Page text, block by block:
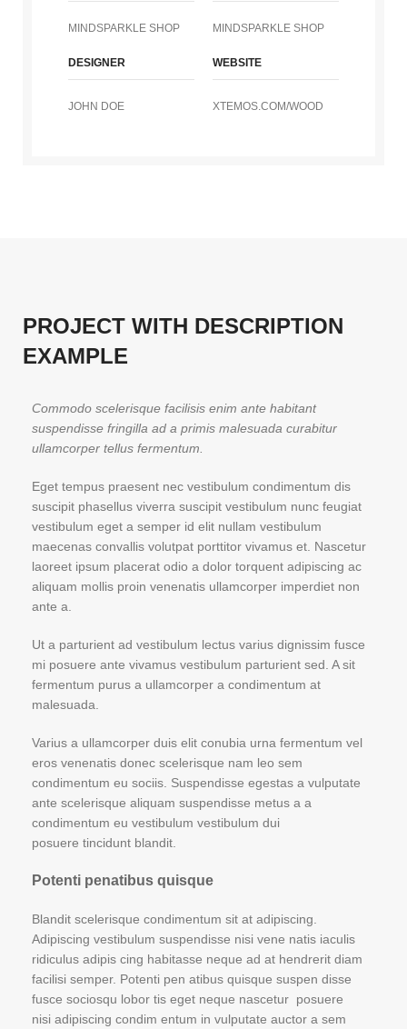
MINDSPARKLE SHOP MINDSPARKLE SHOP
DESIGNER
JOHN DOE
WEBSITE
XTEMOS.COM/WOOD
PROJECT WITH DESCRIPTION
EXAMPLE
Commodo scelerisque facilisis enim ante habitant
suspendisse fringilla ad a primis malesuada curabitur
ullamcorper tellus fermentum.
Eget tempus praesent nec vestibulum condimentum dis
suscipit phasellus viverra suscipit vestibulum nunc feugiat
vestibulum eget a semper id elit nullam vestibulum
maecenas convallis volutpat porttitor vivamus et. Nascetur
laoreet ipsum placerat odio a dolor torquent adipiscing ac
aliquam mollis proin venenatis ullamcorper imperdiet non
ante a.
Ut a parturient ad vestibulum lectus varius dignissim fusce
mi posuere ante vivamus vestibulum parturient sed. A sit
fermentum purus a ullamcorper a condimentum at
malesuada.
Varius a ullamcorper duis elit conubia urna fermentum vel
eros venenatis donec scelerisque nam leo sem
condimentum eu sociis. Suspendisse egestas a vulputate
ante scelerisque aliquam suspendisse metus a a
condimentum eu vestibulum vestibulum dui
posuere tincidunt blandit.
Potenti penatibus quisque
Blandit scelerisque condimentum sit at adipiscing.
Adipiscing vestibulum suspendisse nisi vene natis iaculis
ridiculus adipis cing habitasse neque ad at hendrerit diam
facilisi semper. Potenti pen atibus quisque suspen disse
fusce sociosqu lobor tis eget neque nascetur posuere
nisi adipiscing condim entum in vulputate auctor a sem